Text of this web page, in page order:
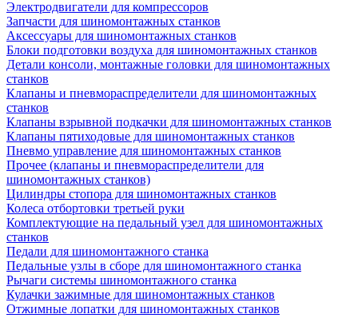
Электродвигатели для компрессоров
Запчасти для шиномонтажных станков
Аксессуары для шиномонтажных станков
Блоки подготовки воздуха для шиномонтажных станков
Детали консоли, монтажные головки для шиномонтажных
станков
Клапаны и пневмораспределители для шиномонтажных
станков
Клапаны взрывной подкачки для шиномонтажных станков
Клапаны пятиходовые для шиномонтажных станков
Пневмо управление для шиномонтажных станков
Прочее (клапаны и пневмораспределители для
шиномонтажных станков)
Цилиндры стопора для шиномонтажных станков
Колеса отбортовки третьей руки
Комплектующие на педальный узел для шиномонтажных
станков
Педали для шиномонтажного станка
Педальные узлы в сборе для шиномонтажного станка
Рычаги системы шиномонтажного станка
Кулачки зажимные для шиномонтажных станков
Отжимные лопатки для шиномонтажных станков